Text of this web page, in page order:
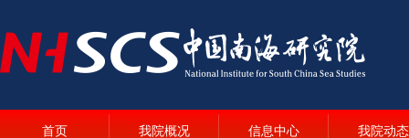
首页 我院概况 信息中心 我院动态